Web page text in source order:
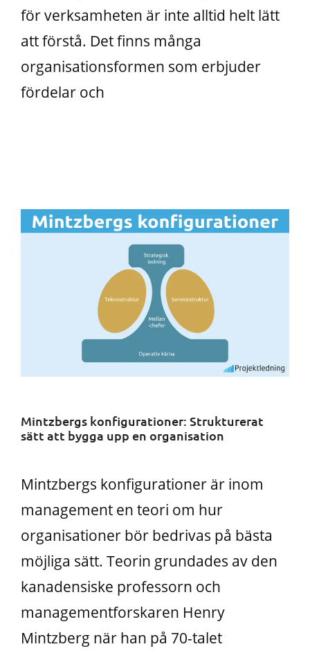
för verksamheten är inte alltid helt lätt
att förstå. Det finns många
organisationsformen som erbjuder
fördelar och
Mintzbergs konfigurationer: Strukturerat
sätt att bygga upp en organisation
Mintzbergs konfigurationer är inom
management en teori om hur
organisationer bör bedrivas på bästa
möjliga sätt. Teorin grundades av den
kanadensiske professorn och
managementforskaren Henry
Mintzberg när han på 70-talet